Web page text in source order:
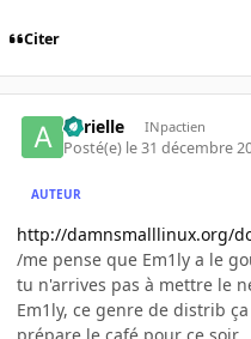
Citer
aurielle INpactien
Posté(e) le 31 décembre
AUTEUR
http://damnsmalllinux.org/
/me pense que Em1ly a le
tu n'arrives pas à mettre le
Em1ly, ce genre de distrib